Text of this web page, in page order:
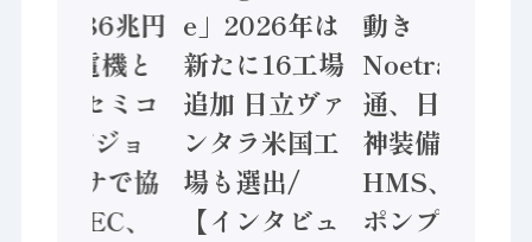
価値額86兆円
/ 三菱電機と
ソニーセミコ
ン AIビジョ
ンセンサで協
業 / IDEC、
e」2026年は
新たに16工場
追加 日立ヴァ
ンタラ米国工
場も選出/
【インタビュ
動き
Noetra、富士
通、日立 / 兵
神装備 ×
HMS、老舗
ポンプメーカ